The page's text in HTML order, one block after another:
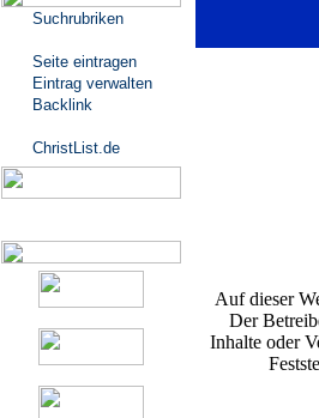
Suchrubriken
Seite eintragen
Eintrag verwalten
Backlink
ChristList.de
Auf dieser
Der
Inhalte oder